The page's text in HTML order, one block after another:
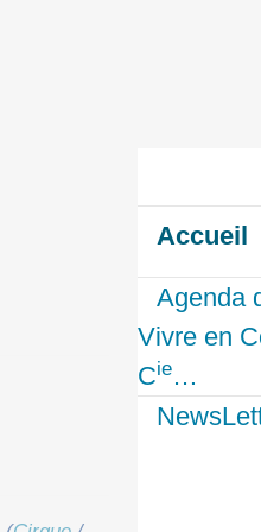
Accueil
Agenda
Vivre en
Cie…